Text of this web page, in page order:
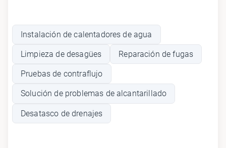
Instalación de calentadores de agua
Limpieza de desagües Reparación de fugas
Pruebas de contraflujo
Solución de problemas de alcantarillado
Desatasco de drenajes